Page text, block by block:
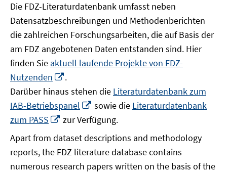
Die FDZ-Literaturdatenbank umfasst neben
Datensatzbeschreibungen und Methodenberichten
die zahlreichen Forschungsarbeiten, die auf Basis der
am FDZ angebotenen Daten entstanden sind. Hier
finden Sie aktuell laufende Projekte von FDZ-
Nutzenden
neuem
Fenster
öffnen
.
Darüber hinaus stehen die Literaturdatenbank zum
IAB-Betriebspanel
In
neuem
Fenster
öffnen
sowie die Literaturdatenbank
zum PASS
In
Fenster
öffnen
zur Verfügung.
Apart from dataset descriptions and methodology
reports, the FDZ literature database contains
numerous research papers written on the basis of the